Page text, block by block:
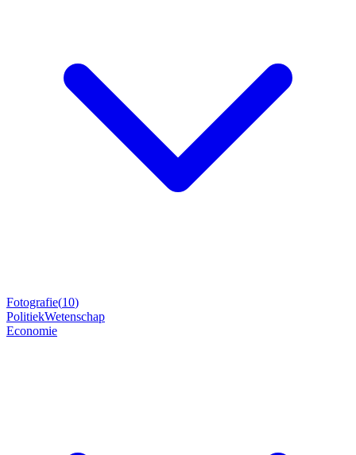
Fotografie(10)
PolitiekWetenschap
Economie